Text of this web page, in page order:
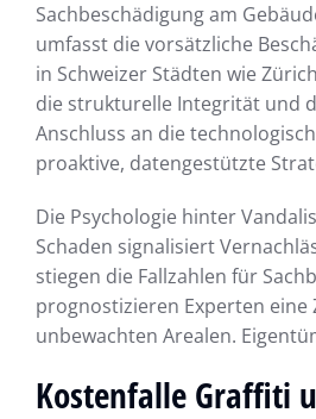
Sachbeschädigung am
umfasst die vorsätzliche
in Schweizer Städten wie
die strukturelle Integrität und
Anschluss an die
proaktive, datengestützte
Die Psychologie hinter
Schaden signalisiert
stiegen die Fallzahlen für
prognostizieren Experten eine
unbewachten Arealen.
Kostenfalle Graffiti